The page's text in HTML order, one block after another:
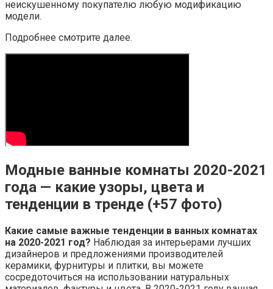
неискушенному покупателю любую модификацию
модели.
Подробнее смотрите далее.
Модные ванные комнаты 2020-2021
года — какие узоры, цвета и
тенденции в тренде (+57 фото)
Какие самые важные тенденции в ванных комнатах
на 2020-2021 год? Наблюдая за интерьерами лучших
дизайнеров и предложениями производителей
керамики, фурнитуры и плитки, вы можете
сосредоточиться на использовании натуральных